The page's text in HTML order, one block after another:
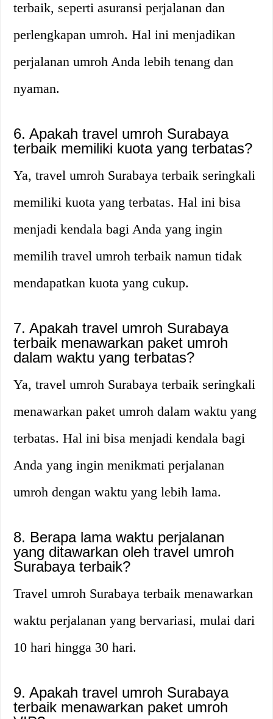
terbaik, seperti asuransi perjalanan dan
perlengkapan umroh. Hal ini menjadikan
perjalanan umroh Anda lebih tenang dan
nyaman.
6. Apakah travel umroh Surabaya
terbaik memiliki kuota yang terbatas?
Ya, travel umroh Surabaya terbaik seringkali
memiliki kuota yang terbatas. Hal ini bisa
menjadi kendala bagi Anda yang ingin
memilih travel umroh terbaik namun tidak
mendapatkan kuota yang cukup.
7. Apakah travel umroh Surabaya
terbaik menawarkan paket umroh
dalam waktu yang terbatas?
Ya, travel umroh Surabaya terbaik seringkali
menawarkan paket umroh dalam waktu yang
terbatas. Hal ini bisa menjadi kendala bagi
Anda yang ingin menikmati perjalanan
umroh dengan waktu yang lebih lama.
8. Berapa lama waktu perjalanan
yang ditawarkan oleh travel umroh
Surabaya terbaik?
Travel umroh Surabaya terbaik menawarkan
waktu perjalanan yang bervariasi, mulai dari
10 hari hingga 30 hari.
9. Apakah travel umroh Surabaya
terbaik menawarkan paket umroh